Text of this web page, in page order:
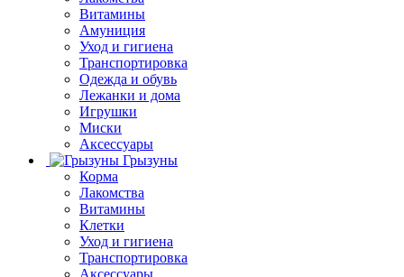
Витамины
Амуниция
Уход и гигиена
Транспортировка
Одежда и обувь
Лежанки и дома
Игрушки
Миски
Аксессуары
Грызуны
Корма
Лакомства
Витамины
Клетки
Уход и гигиена
Транспортировка
Аксессуары